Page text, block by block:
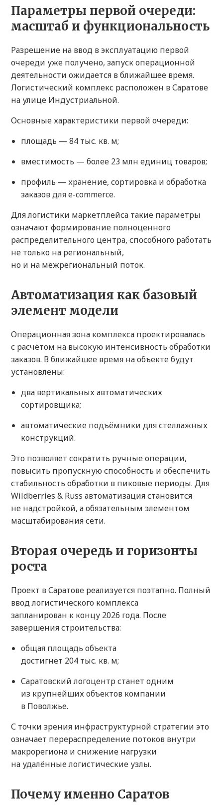
Параметры первой очереди:
масштаб и функциональность
Разрешение на ввод в эксплуатацию первой
очереди уже получено, запуск операционной
деятельности ожидается в ближайшее время.
Логистический комплекс расположен в Саратове
на улице Индустриальной.
Основные характеристики первой очереди:
площадь — 84 тыс. кв. м;
вместимость — более 23 млн единиц товаров;
профиль — хранение, сортировка и обработка
заказов для e-commerce.
Для логистики маркетплейса такие параметры
означают формирование полноценного
распределительного центра, способного работать
не только на региональный,
но и на межрегиональный поток.
Автоматизация как базовый
элемент модели
Операционная зона комплекса проектировалась
с расчётом на высокую интенсивность обработки
заказов. В ближайшее время на объекте будут
установлены:
два вертикальных автоматических
сортировщика;
автоматические подъёмники для стеллажных
конструкций.
Это позволяет сократить ручные операции,
повысить пропускную способность и обеспечить
стабильность обработки в пиковые периоды. Для
Wildberries & Russ автоматизация становится
не надстройкой, а обязательным элементом
масштабирования сети.
Вторая очередь и горизонты
роста
Проект в Саратове реализуется поэтапно. Полный
ввод логистического комплекса
запланирован к концу 2026 года. После
завершения строительства:
общая площадь объекта
достигнет 204 тыс. кв. м;
Саратовский логоцентр станет одним
из крупнейших объектов компании
в Поволжье.
С точки зрения инфраструктурной стратегии это
означает перераспределение потоков внутри
макрорегиона и снижение нагрузки
на удалённые логистические узлы.
Почему именно Саратов